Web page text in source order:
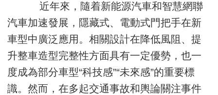
近年來，隨着新能源汽車和智慧網聯
汽車加速發展，隱藏式、電動式門把手在新
車型中廣泛應用。相關設計在降低風阻、提
升整車造型完整性方面具有一定優勢，也一
度成為部分車型“科技感”“未來感”的重要標
識。然而，在多起交通事故和輿論關注事件